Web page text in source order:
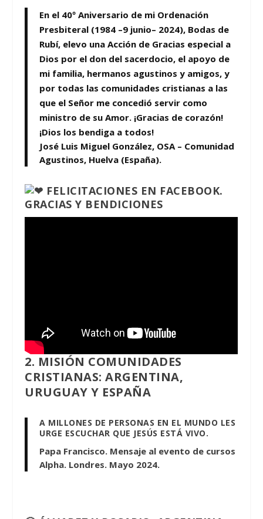
En el 40º Aniversario de mi Ordenación
Presbiteral (1984 –9 junio– 2024), Bodas de
Rubí, elevo una Acción de Gracias especial a
Dios por el don del sacerdocio, el apoyo de
mi familia, hermanos agustinos y amigos, y
por todas las comunidades cristianas a las
que el Señor me concedió servir como
ministro de su Amor. ¡Gracias de corazón!
¡Dios los bendiga a todos!
José Luis Miguel González, OSA – Comunidad
Agustinos, Huelva (España).
FELICITACIONES EN FACEBOOK.
GRACIAS Y BENDICIONES
2. MISIÓN COMUNIDADES
CRISTIANAS: ARGENTINA,
URUGUAY Y ESPAÑA
A MILLONES DE PERSONAS EN EL MUNDO LES
URGE ESCUCHAR QUE JESÚS ESTÁ VIVO.
Papa Francisco. Mensaje al evento de cursos
Alpha. Londres. Mayo 2024.